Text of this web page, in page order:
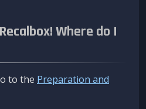
Where do I
to the Preparation and